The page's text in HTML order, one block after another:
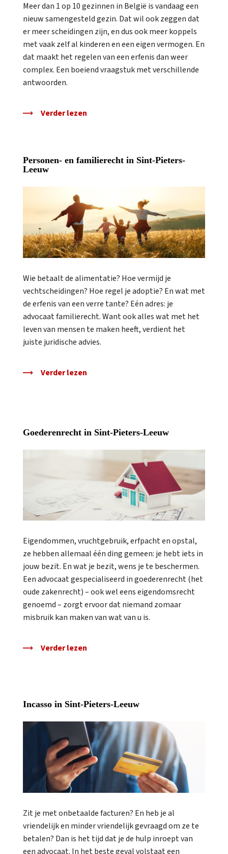
Meer dan 1 op 10 gezinnen in België is vandaag een
nieuw samengesteld gezin. Dat wil ook zeggen dat
er meer scheidingen zijn, en dus ook meer koppels
met vaak zelf al kinderen en een eigen vermogen. En
dat maakt het regelen van een erfenis dan weer
complex. Een boeiend vraagstuk met verschillende
antwoorden.
Verder lezen
Personen- en familierecht in Sint-Pieters-
Leeuw
Wie betaalt de alimentatie? Hoe vermijd je
vechtscheidingen? Hoe regel je adoptie? En wat met
de erfenis van een verre tante? Eén adres: je
advocaat familierecht. Want ook alles wat met het
leven van mensen te maken heeft, verdient het
juiste juridische advies.
Verder lezen
Goederenrecht in Sint-Pieters-Leeuw
Eigendommen, vruchtgebruik, erfpacht en opstal,
ze hebben allemaal één ding gemeen: je hebt iets in
jouw bezit. En wat je bezit, wens je te beschermen.
Een advocaat gespecialiseerd in goederenrecht (het
oude zakenrecht) – ook wel eens eigendomsrecht
genoemd – zorgt ervoor dat niemand zomaar
misbruik kan maken van wat van u is.
Verder lezen
Incasso in Sint-Pieters-Leeuw
Zit je met onbetaalde facturen? En heb je al
vriendelijk en minder vriendelijk gevraagd om ze te
betalen? Dan is het tijd dat je de hulp inroept van
een advocaat. In het beste geval volstaat een